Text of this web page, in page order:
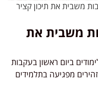
משבית את תיכון קציר
משבית את
ביום ראשון בעקבות
מפגיעה בתלמידים